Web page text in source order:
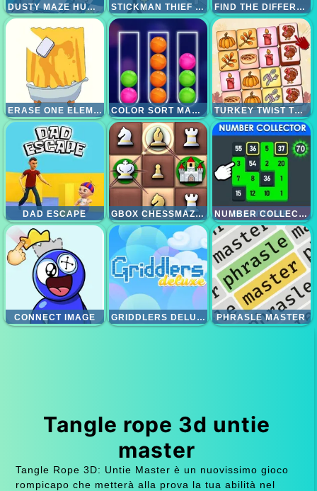
DUSTY MAZE HUNTER STICKMAN THIEF PUZZLE 2 FIND THE DIFFERENCES CARS
ERASE ONE ELEMENT COLOR SORT MANIA TURKEY TWIST TETRIZ
DAD ESCAPE GBOX CHESSMAZES NUMBER COLLECTOR - BRAINTEASER
CONNECT IMAGE GRIDDLERS DELUXE PHRASLE MASTER
Tangle rope 3d untie
master
Tangle Rope 3D: Untie Master è un nuovissimo gioco
rompicapo che metterà alla prova la tua abilità nel